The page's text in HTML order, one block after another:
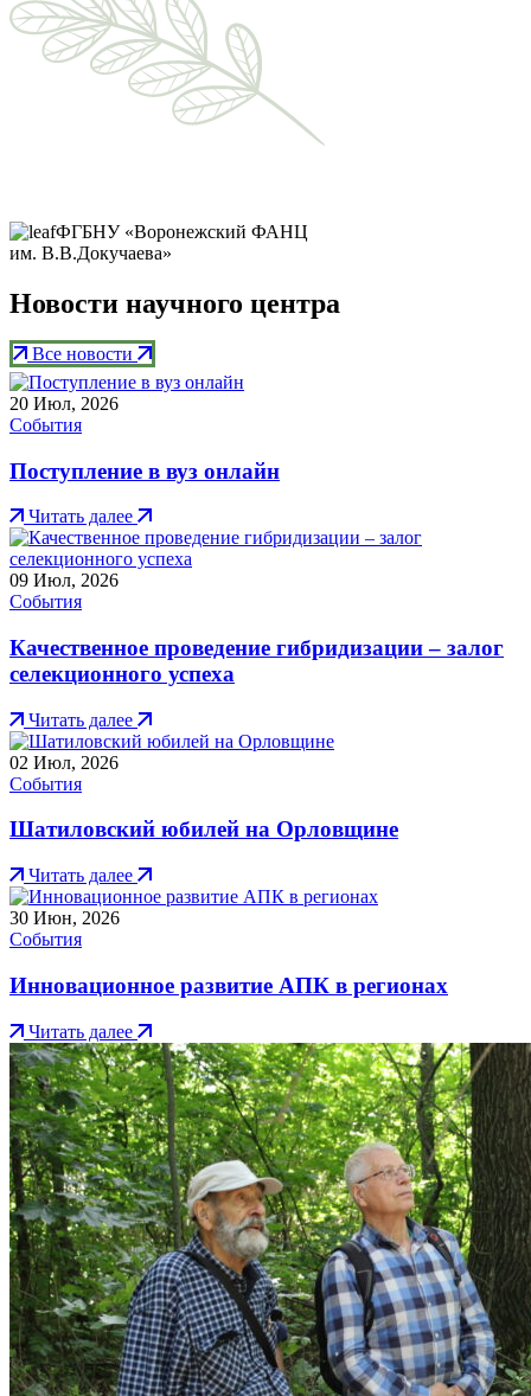
ФГБНУ «Воронежский ФАНЦ
им. В.В.Докучаева»
Новости научного центра
Все новости
20 Июл, 2026
События
Поступление в вуз онлайн
Читать далее
09 Июл, 2026
События
Качественное проведение гибридизации – залог
селекционного успеха
Читать далее
02 Июл, 2026
События
Шатиловский юбилей на Орловщине
Читать далее
30 Июн, 2026
События
Инновационное развитие АПК в регионах
Читать далее